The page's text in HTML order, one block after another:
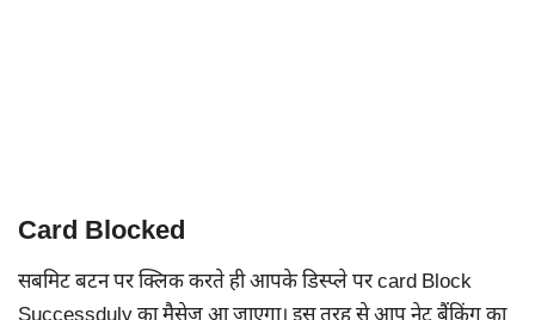
Card Blocked
सबमिट बटन पर क्लिक करते ही आपके डिस्प्ले पर card Block